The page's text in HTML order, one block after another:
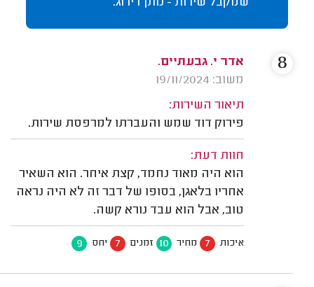
אדר י. גבעתיים.
משוב: 19/11/2024
תיאור השירות:
פירוק דוד שמש והעברתו למרפסת שירות.
חוות דעת:
הוא היה מאוד נחמד, קצת איחר. הוא השאיר
אחריו בלאגן, בסופו של דבר זה לא היה נראה
טוב, אבל הוא עבד נורא קשה.
איכות 7 מחיר 10 זמנים 7 יחס 9
8